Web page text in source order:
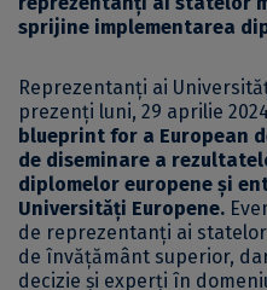
sprijine implementarea
Reprezentanți ai
prezenți luni, 29 aprilie
blueprint for a European
de diseminare a
diplomelor europene și
Universități Europene.
de reprezentanți ai
de învățământ superior,
decizie și experți în